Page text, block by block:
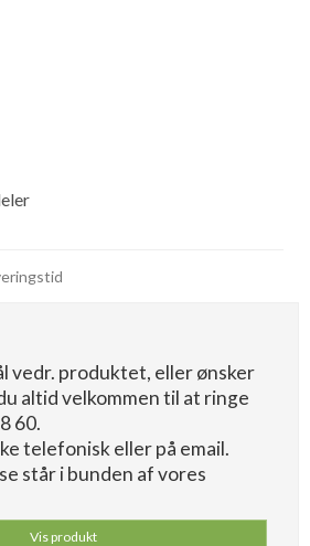
vedr. produktet, eller ønsker
altid velkommen til at ringe
60.
telefonisk eller på email.
står i bunden af vores
Vis produkt